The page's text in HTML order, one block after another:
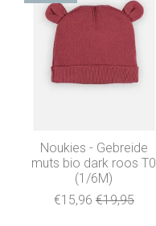
Noukies - Gebreide
muts bio dark roos T0
(1/6M)
€15,96 €19,95